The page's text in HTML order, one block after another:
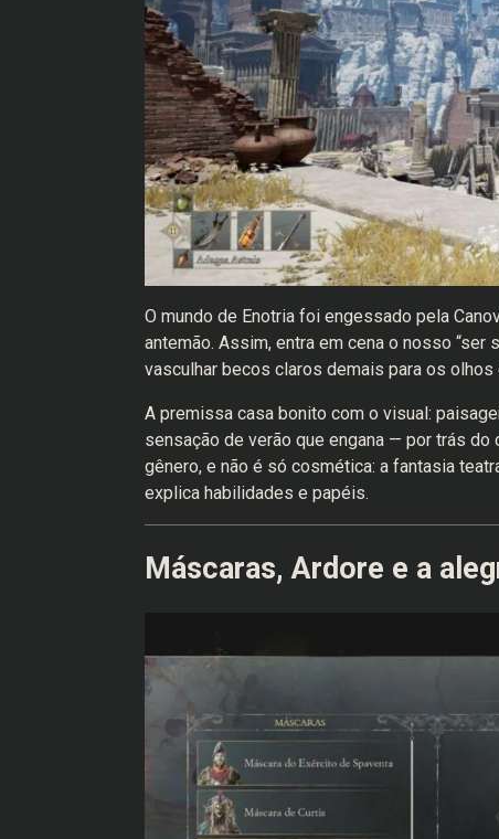
O mundo de Enotria foi engessado pela
antemão. Assim, entra em cena o nosso
vasculhar becos claros demais para os olhos
A premissa casa bonito com o visual:
sensação de verão que engana — por trás do
gênero, e não é só cosmética: a fantasia
explica habilidades e papéis.
Máscaras, Ardore e a